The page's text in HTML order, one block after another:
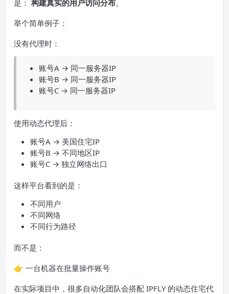
是： 构建真实的用户访问分布。
举个简单例子：
没有代理时：
账号A → 同一服务器IP
账号B → 同一服务器IP
账号C → 同一服务器IP
使用动态代理后：
账号A → 美国住宅IP
账号B → 不同地区IP
账号C → 独立网络出口
这样平台看到的是：
不同用户
不同网络
不同行为路径
而不是：
👉 一台机器在批量操作账号
在实际项目中，很多自动化团队会搭配 IPFLY 的动态住宅代